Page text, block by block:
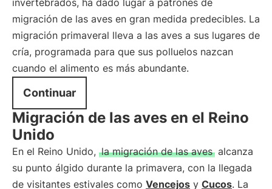
invertebrados, ha dado lugar a patrones de
migración de las aves en gran medida predecibles. La
migración primaveral lleva a las aves a sus lugares de
cría, programada para que sus polluelos nazcan
cuando el alimento es más abundante.
Continuar
Migración de las aves en el Reino
Unido
En el Reino Unido, la migración de las aves alcanza
su punto álgido durante la primavera, con la llegada
de visitantes estivales como Vencejos y Cucos. La